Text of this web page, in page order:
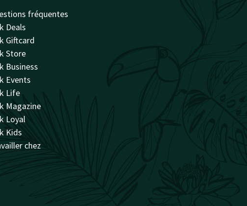
fréquentes
Deals
Giftcard
Store
Business
Events
Life
Magazine
Loyal
Kids
chez